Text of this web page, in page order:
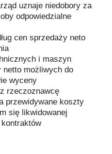
uznaje niedobory za
odpowiedzialne
cen sprzedaży neto
i maszyn
netto możliwych do
wyceny
rzeczoznawcę
przewidywane koszty
się likwidowanej